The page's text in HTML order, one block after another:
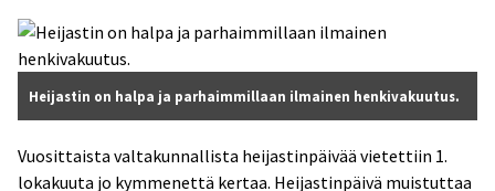
Heijastin on halpa ja parhaimmillaan ilmainen henkivakuutus.
Vuosittaista valtakunnallista heijastinpäivää vietettiin 1.
lokakuuta jo kymmenettä kertaa. Heijastinpäivä muistuttaa